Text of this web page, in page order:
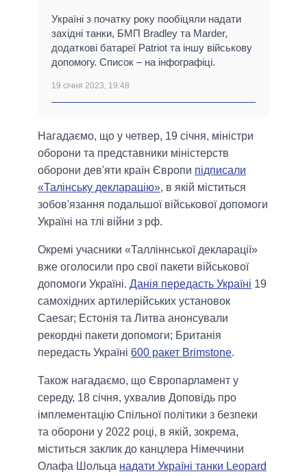
Україні з початку року пообіцяли надати
західні танки, БМП Bradley та Marder,
додаткові батареї Patriot та іншу військову
допомогу. Список – на інфографіці.
19 січня 2023, 19:48
Нагадаємо, що у четвер, 19 січня, міністри
оборони та представники міністерств
оборони дев'яти країн Європи підписали
«Талінську декларацію», в якій міститься
зобов'язання подальшої військової допомоги
Україні на тлі війни з рф.
Окремі учасники «Талліннської декларації»
вже оголосили про свої пакети військової
допомоги Україні. Данія передасть Україні 19
самохідних артилерійських установок
Caesar; Естонія та Литва анонсували
рекордні пакети допомоги; Британія
передасть Україні 600 ракет Brimstone.
Також нагадаємо, що Європарламент у
середу, 18 січня, ухвалив Доповідь про
імплементацію Спільної політики з безпеки
та оборони у 2022 році, в якій, зокрема,
міститься заклик до канцлера Німеччини
Олафа Шольца надати Україні танки Leopard